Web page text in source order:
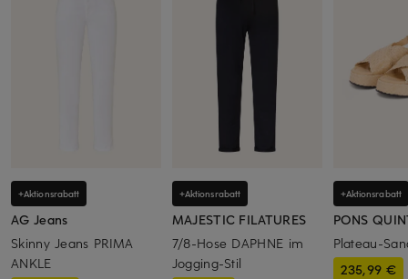
+Aktionsrabatt
AG Jeans
Skinny Jeans PRIMA
ANKLE
+Aktionsrabatt
MAJESTIC FILATURES
7/8-Hose DAPHNE im
Jogging-Stil
+Aktionsrabatt
PONS
Plateau-
235,99 €